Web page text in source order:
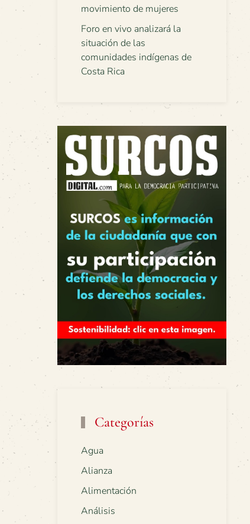
movimiento de mujeres
Foro en vivo analizará la
situación de las
comunidades indígenas de
Costa Rica
Categorías
Agua
Alianza
Alimentación
Análisis